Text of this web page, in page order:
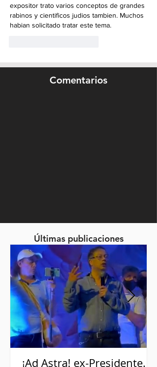
expositor trato varios conceptos de grandes
rabinos y cientificos judios tambien. Muchos
habian solicitado tratar este tema.
Comentarios
Últimas publicaciones
¡Ad Astra! ex-Presidente.